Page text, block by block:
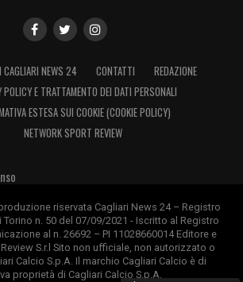
CAGLIARI NEWS 24 CONTATTI
REDAZIONE
POLICY E TRATTAMENTO DEI DATI PERSONALI
ESTESA SUI COOKIE (COOKIE POLICY)
NETWORK SPORT REVIEW
riservata Cagliari News 24 – Registro
Torino n. 50 del 07/09/2021 - Iscritto al Registro
al n. 26692 – PI 11028660014 Editore e
S.r.l Sito non ufficiale, non autorizzato o
Calcio S.p.A. Il marchio Cagliari Calcio è di
proprietà di Cagliari Calcio S.p.A.